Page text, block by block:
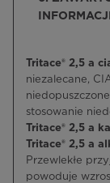
Tritace® 2,5 a
niezalecane,
stosowanie
Tritace® 2,5 a
Tritace® 2,5 a
Przewlekłe
powoduje